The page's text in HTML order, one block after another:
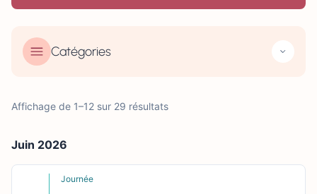
Catégories
Affichage de 1–12 sur 29 résultats
Juin 2026
Journée